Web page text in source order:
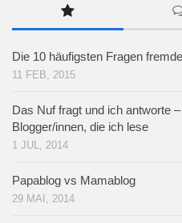
Die 10 häufigsten Fragen
11 FEB, 2015
Das Nuf fragt und ich antworte
Blogger/innen, die ich lese
1 JUL, 2014
Papablog vs Mamablog
29 MAI, 2014